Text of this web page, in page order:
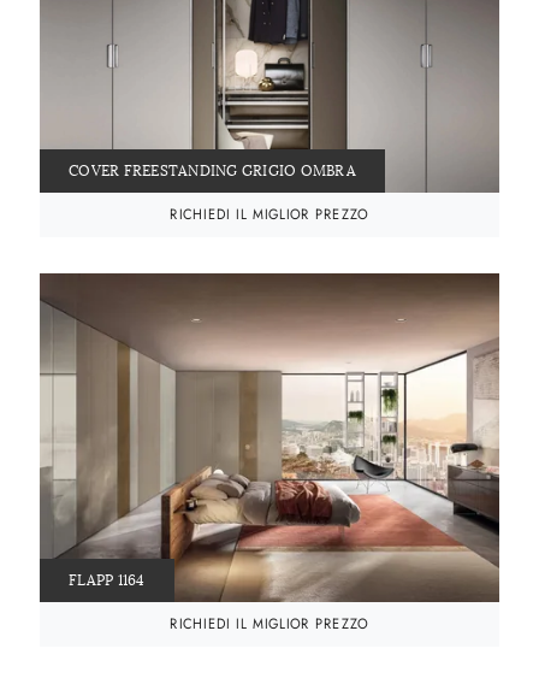
COVER FREESTANDING GRIGIO OMBRA
RICHIEDI IL MIGLIOR PREZZO
FLAPP 1164
RICHIEDI IL MIGLIOR PREZZO